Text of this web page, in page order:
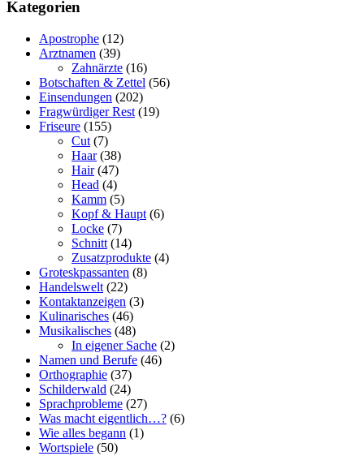
Kategorien
Apostrophe (12)
Arztnamen (39)
Zahnärzte (16)
Botschaften & Zettel (56)
Einsendungen (202)
Fragwürdiger Rest (19)
Friseure (155)
Cut (7)
Haar(38)
Hair(47)
Head (4)
Kamm (5)
Kopf & Haupt (6)
Locke (7)
Schnitt (14)
Zusatzprodukte (4)
Groteskpassanten (8)
Handelswelt (22)
Kontaktanzeigen (3)
Kulinarisches (46)
Musikalisches (48)
In eigener Sache (2)
Namen und Berufe (46)
Orthographie (37)
Schilderwald (24)
Sprachprobleme (27)
Was macht eigentlich…? (6)
Wie alles begann (1)
Wortspiele (50)